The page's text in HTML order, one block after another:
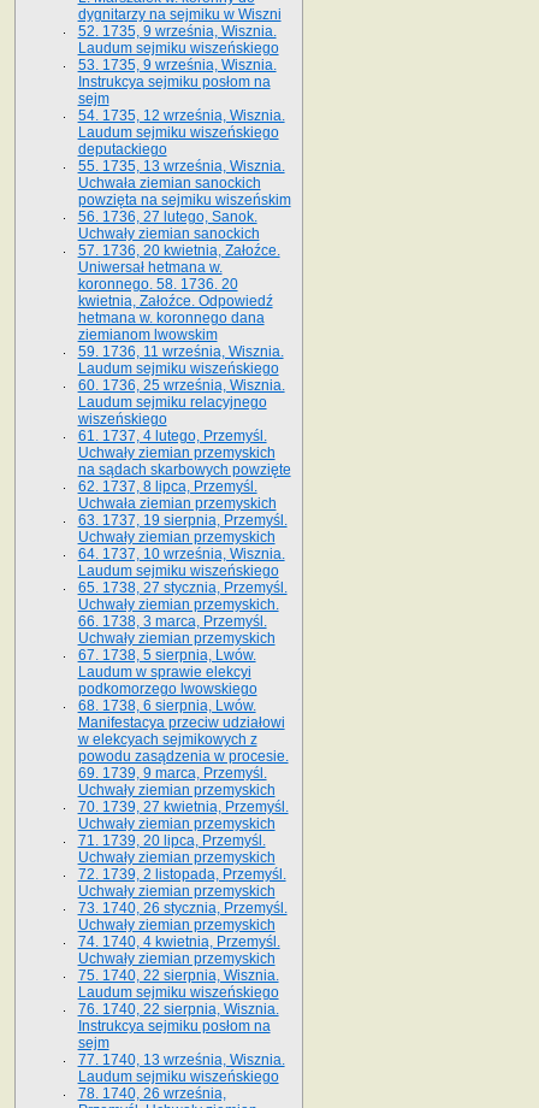
dygnitarzy na sejmiku w Wiszni
52. 1735, 9 września, Wisznia.
Laudum sejmiku wiszeńskiego
53. 1735, 9 września, Wisznia.
Instrukcya sejmiku posłom na
sejm
54. 1735, 12 września, Wisznia.
Laudum sejmiku wiszeńskiego
deputackiego
55. 1735, 13 września, Wisznia.
Uchwała ziemian sanockich
powzięta na sejmiku wiszeńskim
56. 1736, 27 lutego, Sanok.
Uchwały ziemian sanockich
57. 1736, 20 kwietnia, Załoźce.
Uniwersał hetmana w.
koronnego. 58. 1736. 20
kwietnia, Załoźce. Odpowiedź
hetmana w. koronnego dana
ziemianom lwowskim
59. 1736, 11 września, Wisznia.
Laudum sejmiku wiszeńskiego
60. 1736, 25 września, Wisznia.
Laudum sejmiku relacyjnego
wiszeńskiego
61. 1737, 4 lutego, Przemyśl.
Uchwały ziemian przemyskich
na sądach skarbowych powzięte
62. 1737, 8 lipca, Przemyśl.
Uchwała ziemian przemyskich
63. 1737, 19 sierpnia, Przemyśl.
Uchwały ziemian przemyskich
64. 1737, 10 września, Wisznia.
Laudum sejmiku wiszeńskiego
65. 1738, 27 stycznia, Przemyśl.
Uchwały ziemian przemyskich­­.
66. 1738, 3 marca, Przemyśl.
Uchwały ziemian przemyskich­
67. 1738, 5 sierpnia, Lwów.
Laudum w sprawie elekcyi
podkomorzego lwowskiego
68. 1738, 6 sierpnia, Lwów.
Manifestacya przeciw udziałowi
w elekcyach sejmikowych z
powodu zasądzenia w procesie.
69. 1739, 9 marca, Przemyśl.
Uchwały ziemian przemyskich
70. 1739, 27 kwietnia, Przemyśl.
Uchwały ziemian przemyskich
71. 1739, 20 lipca, Przemyśl.
Uchwały ziemian przemyskich
72. 1739, 2 listopada, Przemyśl.
Uchwały ziemian przemyskich
73. 1740, 26 stycznia, Przemyśl.
Uchwały ziemian przemyskich
74. 1740, 4 kwietnia, Przemyśl.
Uchwały ziemian przemyskich
75. 1740, 22 sierpnia, Wisznia.
Laudum sejmiku wiszeńskiego
76. 1740, 22 sierpnia, Wisznia.
Instrukcya sejmiku posłom na
sejm
77. 1740, 13 września, Wisznia.
Laudum sejmiku wiszeńskiego
78. 1740, 26 września,